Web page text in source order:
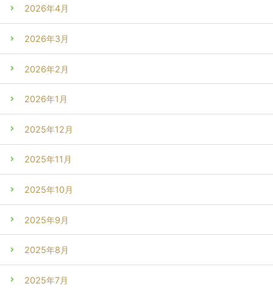
2026年4月
2026年3月
2026年2月
2026年1月
2025年12月
2025年11月
2025年10月
2025年9月
2025年8月
2025年7月